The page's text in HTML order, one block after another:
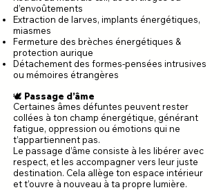
d’envoûtements
Extraction de larves, implants énergétiques,
miasmes
Fermeture des brèches énergétiques &
protection aurique
Détachement des formes-pensées intrusives
ou mémoires étrangères
🕊 Passage d’âme
Certaines âmes défuntes peuvent rester
collées à ton champ énergétique, générant
fatigue, oppression ou émotions qui ne
t’appartiennent pas.
Le passage d’âme consiste à les libérer avec
respect, et les accompagner vers leur juste
destination. Cela allège ton espace intérieur
et t’ouvre à nouveau à ta propre lumière.